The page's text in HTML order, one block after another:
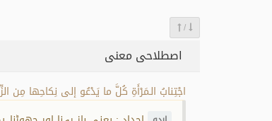
/
اصطلاحی معنی
اجْتِنابُ الـمَرْأَةِ كُلَّ ما يَدْعُو إلى نِكاحِها مِن